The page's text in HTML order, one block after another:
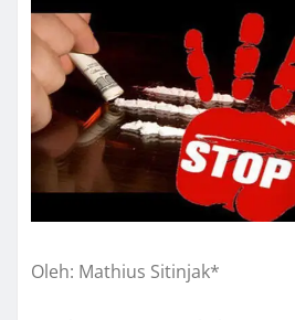
Oleh: Mathius Sitinjak*